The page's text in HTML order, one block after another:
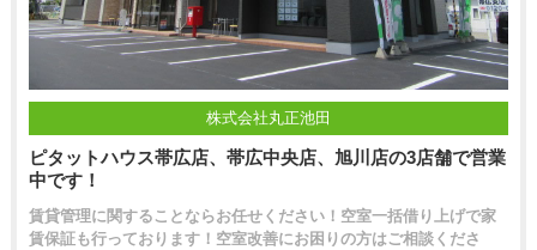
株式会社丸正池田
ピタットハウス帯広店、帯広中央店、旭川店の3店舗で営業
中です！
賃貸管理に関することならお任せください！空室一括借り上げで家
賃保証も行っております！空室改善にお困りの方はご相談くださ